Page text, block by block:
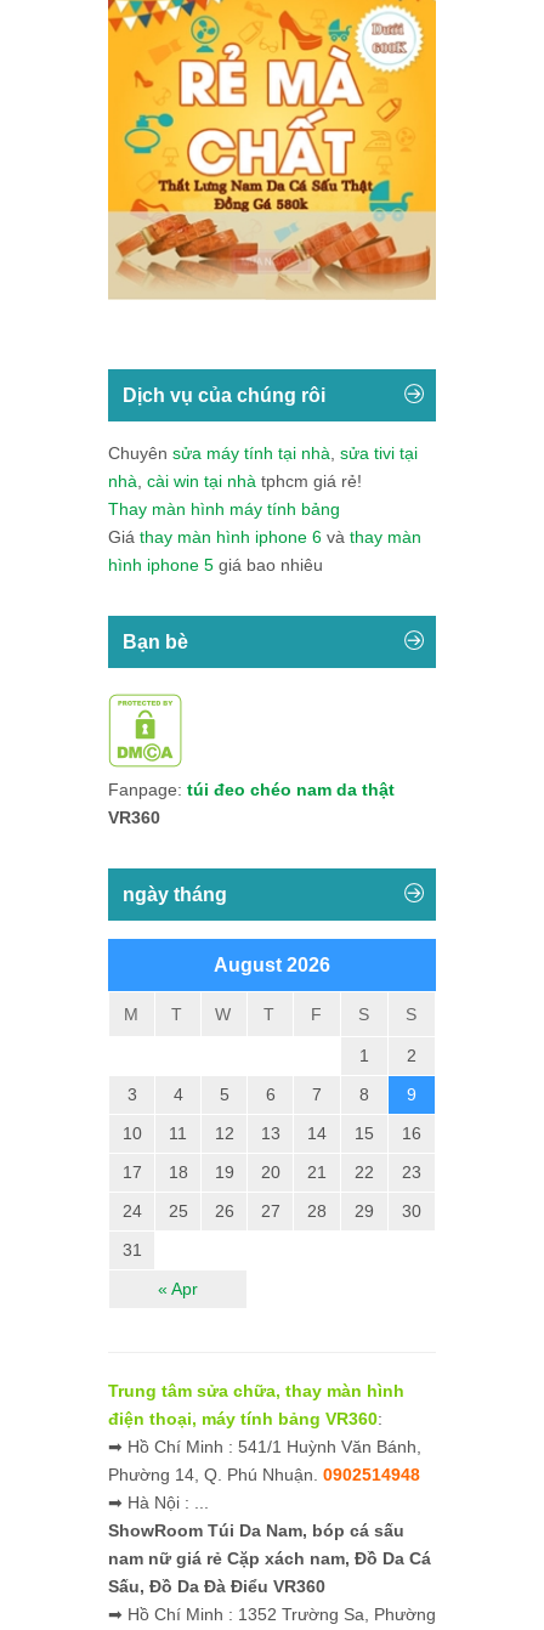
Dịch vụ của chúng rôi
Chuyên sửa máy tính tại nhà, sửa tivi tại
nhà, cài win tại nhà tphcm giá rẻ!
Thay màn hình máy tính bảng
Giá thay màn hình iphone 6 và thay màn
hình iphone 5 giá bao nhiêu
Bạn bè
Fanpage: túi đeo chéo nam da thật
VR360
ngày tháng
August 2026
M T W T F S S
« Apr
1
2
3
4 5 6 7 8
9
10
11 12 13 14 15
16
17
18 19 20 21 22
23
24
25 26 27 28 29
30
31
Trung tâm sửa chữa, thay màn hình
điện thoại, máy tính bảng VR360:
➡ Hồ Chí Minh : 541/1 Huỳnh Văn Bánh,
Phường 14, Q. Phú Nhuận. 0902514948
➡ Hà Nội : ...
ShowRoom Túi Da Nam, bóp cá sấu
nam nữ giá rẻ Cặp xách nam, Đồ Da Cá
Sấu, Đồ Da Đà Điểu VR360
➡ Hồ Chí Minh : 1352 Trường Sa, Phường